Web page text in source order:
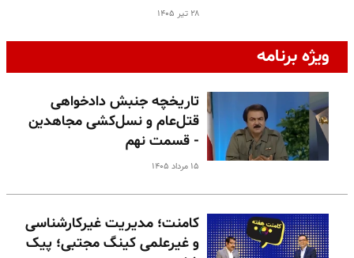
۲۸ تیر ۱۴۰۵
ویژه برنامه
تاریخچه جنبش دادخواهی
قتل‌عام و نسل‌کشی مجاهدین
- قسمت نهم
۱۵ مرداد ۱۴۰۵
کامنت؛ مدیریت غیرکارشناسی
و غیرعلمی کینگ مجتبی؛ پیک